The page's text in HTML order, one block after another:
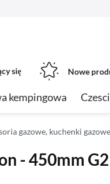
się Nowe
kempingowa
gazowe, kuchenki
- 450mm G2